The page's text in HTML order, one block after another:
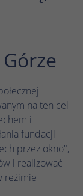
na ten cel
i
fundacji
przez okno",
i realizować
reżimie
witryny
Google
a także
potrzeby
Plik cookie
i
numer w
w celu